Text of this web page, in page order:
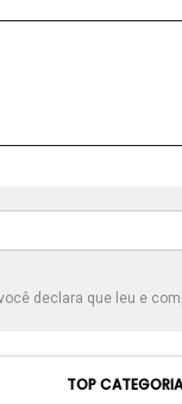
declara que leu e
TOP